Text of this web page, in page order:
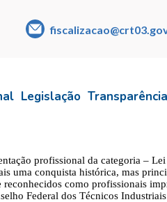
Legislação Transparência
profissional da categoria –
uma conquista histórica, mas
como profissionais
Federal dos Técnicos